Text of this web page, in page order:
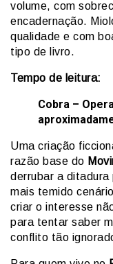
volume, com
encadernação.
qualidade e com
tipo de livro.
Tempo de leitura:
Cobra –
Uma criação
razão base do
derrubar a
mais temido
criar o interesse
para tentar saber
conflito tão